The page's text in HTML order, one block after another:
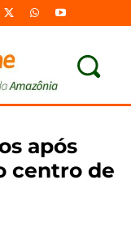
após
centro de